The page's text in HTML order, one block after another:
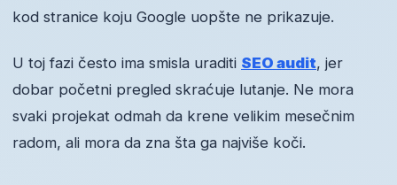
kod stranice koju Google uopšte ne prikazuje.
U toj fazi često ima smisla uraditi SEO audit, jer
dobar početni pregled skraćuje lutanje. Ne mora
svaki projekat odmah da krene velikim mesečnim
radom, ali mora da zna šta ga najviše koči.